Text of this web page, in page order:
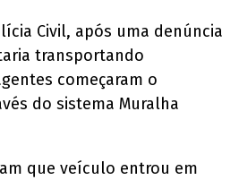
Civil, após uma denúncia
transportando
começaram o
do sistema Muralha
que veículo entrou em